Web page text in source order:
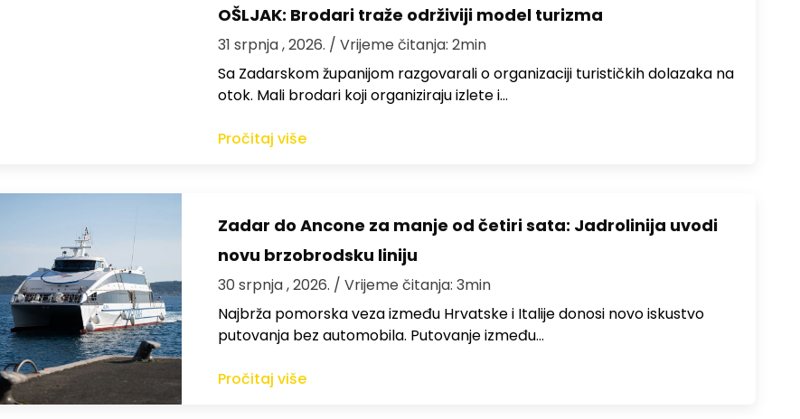
OŠLJAK: Brodari traže održiviji model turizma
31 srpnja , 2026. / Vrijeme čitanja: 2min
Sa Zadarskom županijom razgovarali o organizaciji turističkih dolazaka na
otok. Mali brodari koji organiziraju izlete i…
Pročitaj više
Zadar do Ancone za manje od četiri sata: Jadrolinija uvodi
novu brzobrodsku liniju
30 srpnja , 2026. / Vrijeme čitanja: 3min
Najbrža pomorska veza između Hrvatske i Italije donosi novo iskustvo
putovanja bez automobila. Putovanje između…
Pročitaj više